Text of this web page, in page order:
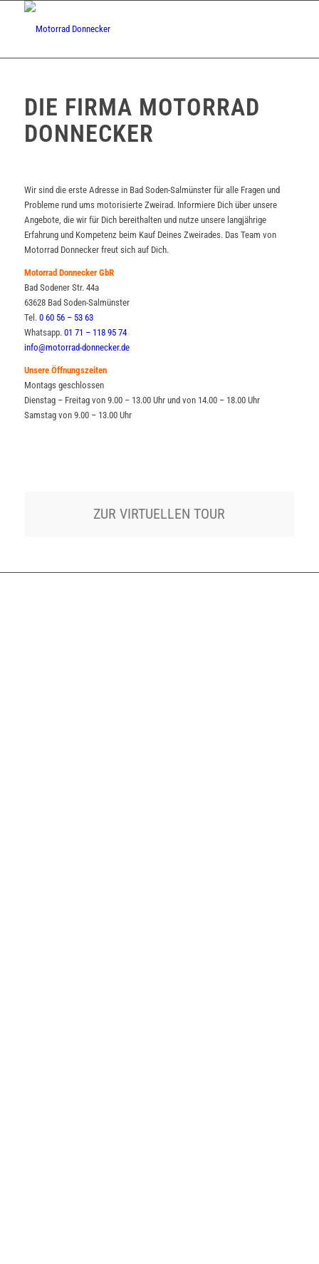
DIE FIRMA MOTORRAD
DONNECKER
Wir sind die erste Adresse in Bad Soden-Salmünster für alle Fragen und
Probleme rund ums motorisierte Zweirad. Informiere Dich über unsere
Angebote, die wir für Dich bereithalten und nutze unsere langjährige
Erfahrung und Kompetenz beim Kauf Deines Zweirades. Das Team von
Motorrad Donnecker freut sich auf Dich.
Motorrad Donnecker GbR
Bad Sodener Str. 44a
63628 Bad Soden-Salmünster
Tel. 0 60 56 – 53 63
Whatsapp. 01 71 – 118 95 74
info@motorrad-donnecker.de
Unsere Öffnungszeiten
Montags geschlossen
Dienstag – Freitag von 9.00 – 13.00 Uhr und von 14.00 – 18.00 Uhr
Samstag von 9.00 – 13.00 Uhr
ZUR VIRTUELLEN TOUR